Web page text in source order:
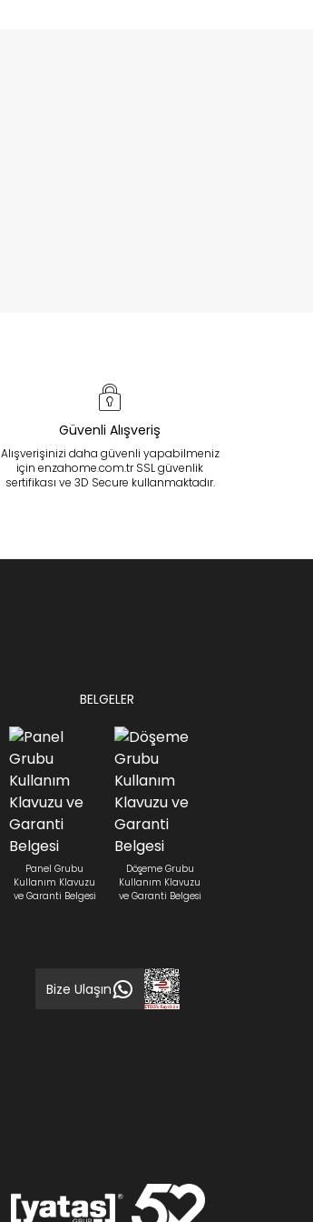
Güvenli Alışveriş
Alışverişinizi daha güvenli yapabilmeniz
için enzahome.com.tr SSL güvenlik
sertifikası ve 3D Secure kullanmaktadır.
BELGELER
Panel Grubu
Kullanım Klavuzu
ve Garanti Belgesi
Döşeme Grubu
Kullanım Klavuzu
ve Garanti Belgesi
Bize Ulaşın